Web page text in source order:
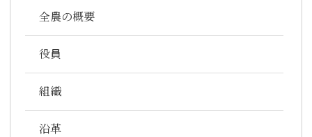
全農の概要
役員
組織
沿革